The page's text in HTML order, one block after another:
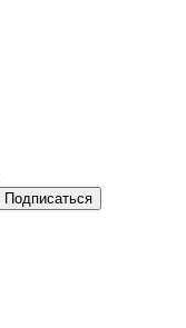
Подписаться